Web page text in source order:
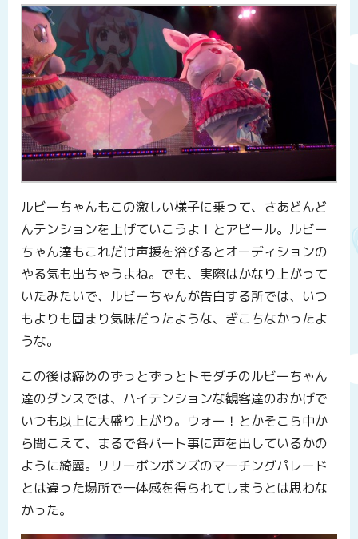
ルビーちゃんもこの激しい様子に乗って、さあどんど
んテンションを上げていこうよ！とアピール。ルビー
ちゃん達もこれだけ声援を浴びるとオーディションの
やる気も出ちゃうよね。でも、実際はかなり上がって
いたみたいで、ルビーちゃんが告白する所では、いつ
もよりも固まり気味だったような、ぎこちなかったよ
うな。
この後は締めのずっとずっとトモダチのルビーちゃん
達のダンスでは、ハイテンションな観客達のおかげで
いつも以上に大盛り上がり。ウォー！とかそこら中か
ら聞こえて、まるで各パート事に声を出しているかの
ように綺麗。リリーボンボンズのマーチングパレード
とは違った場所で一体感を得られてしまうとは思わな
かった。